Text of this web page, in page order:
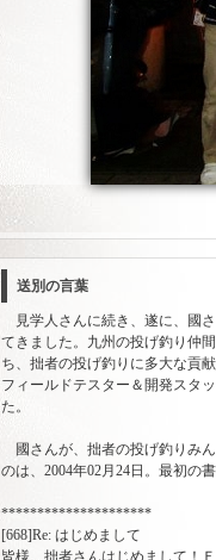
送別の言葉
見学人さんに続き、遂に、國
てきました。九州の投げ釣り仲
ち、拙者の投げ釣りに多大な貢
フィールドテスター＆開発スタ
た。
國さんが、拙者の投げ釣りみ
のは、2004年02月24日。最初の
*********************
[668]Re: はじめまして
皆様、拙者さんはじめまして！